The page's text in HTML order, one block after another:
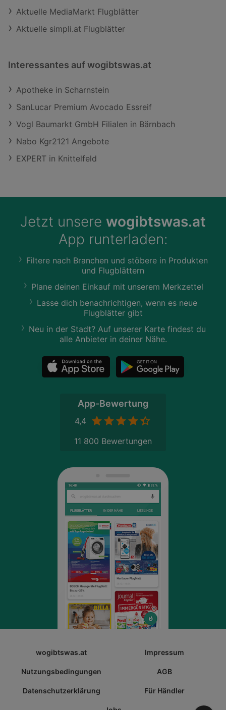
Aktuelle MediaMarkt Flugblätter
Aktuelle simpli.at Flugblätter
Interessantes auf wogibtswas.at
Apotheke in Scharnstein
SanLucar Premium Avocado Essreif
Vogl Baumarkt GmbH Filialen in Bärnbach
Nabo Kgr2121 Angebote
EXPERT in Knittelfeld
Jetzt unsere wogibtswas.at
App runterladen:
Filtere nach Branchen und stöbere in Produkten
und Flugblättern
Plane deinen Einkauf mit unserem Merkzettel
Lasse dich benachrichtigen, wenn es neue
Flugblätter gibt
Neu in der Stadt? Auf unserer Karte findest du
alle Anbieter in deiner Nähe.
App-Bewertung
4,4
11 800 Bewertungen
wogibtswas.at Impressum
Nutzungsbedingungen AGB
Datenschutzerklärung Für Händler